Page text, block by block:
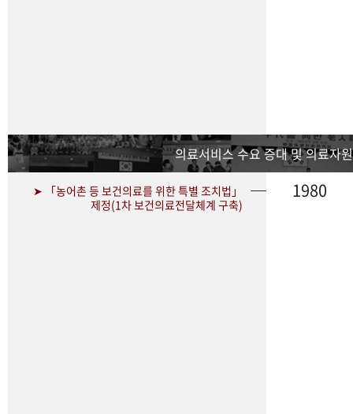
의료서비스 수요 증대 및 의료자
➤ 「농어촌 등 보건의료를 위한 특별 조치법」
제정(1차 보건의료전달체계 구축)
1980